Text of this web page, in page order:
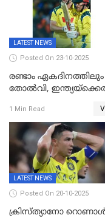
LATEST NEWS
Posted On 23-10-2025
രണ്ടാം ഏകദിനത്തിലും
തോൽവി,
1 Min Read
LATEST NEWS
Posted On 20-10-2025
ക്രിസ്ത്യാനോ